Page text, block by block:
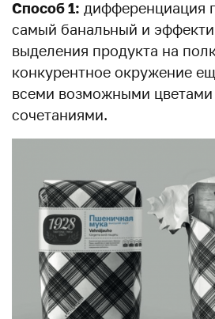
Способ 1: дифференциация
самый банальный и
выделения продукта на
конкурентное окружение
всеми возможными цветами
сочетаниями.